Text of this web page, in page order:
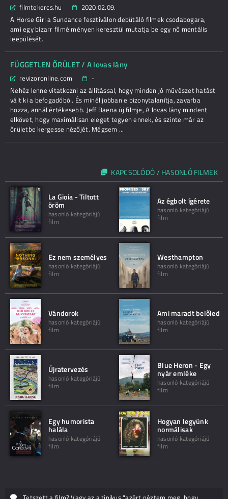
filmtekercs.hu
2020.02.09.
A Horse Girl a Sundance fesztiválon debütáló filmek csodabogara,
ami egy bizarr filmélményen keresztül mutatja be egy nő mentális
leépülését.
FÜGGETLEN ŐRÜLET / A lovas lány
revizoronline.com
-
Nehéz lenne vitatkozni az állítással, hogy minden jó művészet hatást
vált ki a befogadóból. És minél jobban elbizonytalanítja, zavarba
hozza, annál értékesebb. Jeff Baena új filmje, A lovas lány mindent
elkövet, hogy maximálisan eleget tegyen ennek, és szinte már az
őrületbe kergesse nézőjét. Mégsem ...
KAPCSOLÓDÓ / HASONLÓ FILMEK
La Gioia - Tiltott
öröm
hasonló kategóriájú
film
Az égbolt ígérete
hasonló kategóriájú
film
Ez nem személyes
hasonló kategóriájú
film
Westhampton
hasonló kategóriájú
film
Vándorok
hasonló kategóriájú
film
Ami maradt belőled
hasonló kategóriájú
film
Újratervezés
hasonló kategóriájú
film
Blue Heron - Egy
nyár emléke
hasonló kategóriájú
film
Egy humorista
halála
hasonló kategóriájú
film
Hogyan legyünk
normálisak
hasonló kategóriájú
film